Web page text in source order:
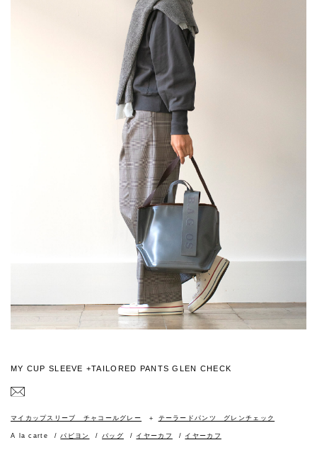
MY CUP SLEEVE +TAILORED PANTS GLEN CHECK
マイカップスリーブ チャコールグレー テーラードパンツ グレンチェック
A la carte パピヨン バッグ イヤーカフ イヤーカフ